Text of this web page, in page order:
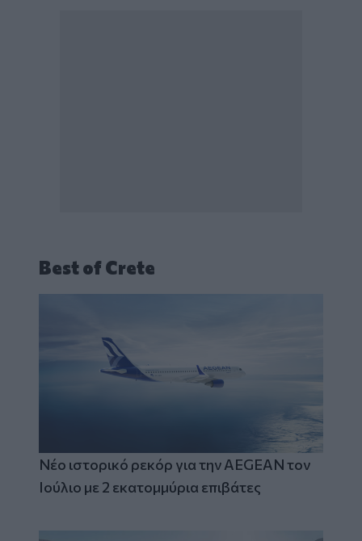
Best of Crete
Νέο ιστορικό ρεκόρ για την AEGEAN τον
Ιούλιο με 2 εκατομμύρια επιβάτες